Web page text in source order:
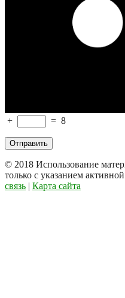
+ = 8
© 2018 Использование
только с указанием
связь | Карта сайта